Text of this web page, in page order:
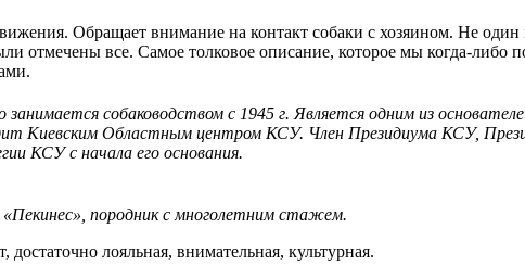
Обращает внимание на контакт собаки с хозяином. Не один
отмечены все. Самое толковое описание, которое мы когда-либо
занимается собаководством с 1945 г. Является одним из
Киевским Областным центром КСУ. Член Президиума КСУ,
КСУ с начала его основания.
породник с многолетним стажем.
достаточно лояльная, внимательная, культурная.